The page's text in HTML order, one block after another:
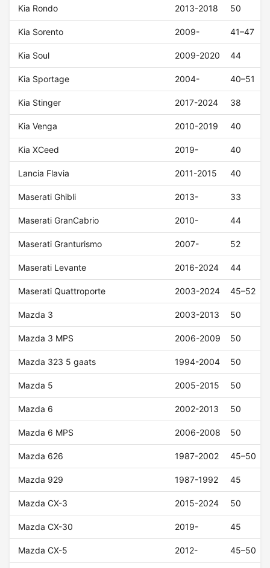
Kia Rondo 2013-2018 50
Kia Sorento 2009- 41–47
Kia Soul 2009-2020 44
Kia Sportage 2004- 40–51
Kia Stinger 2017-2024 38
Kia Venga 2010-2019 40
Kia XCeed 2019- 40
Lancia Flavia 2011-2015 40
Maserati Ghibli 2013- 33
Maserati GranCabrio 2010- 44
Maserati Granturismo 2007- 52
Maserati Levante 2016-2024 44
Maserati Quattroporte 2003-2024 45–52
Mazda 3 2003-2013 50
Mazda 3 MPS 2006-2009 50
Mazda 323 5 gaats 1994-2004 50
Mazda 5 2005-2015 50
Mazda 6 2002-2013 50
Mazda 6 MPS 2006-2008 50
Mazda 626 1987-2002 45–50
Mazda 929 1987-1992 45
Mazda CX-3 2015-2024 50
Mazda CX-30 2019- 45
Mazda CX-5 2012- 45–50